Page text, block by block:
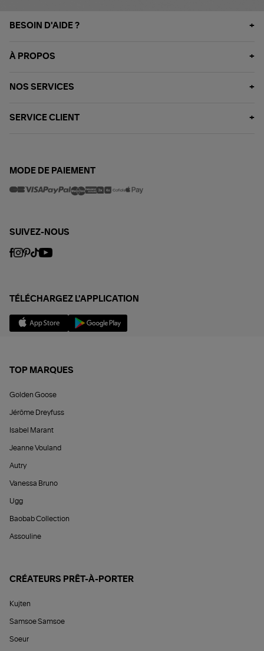
BESOIN D'AIDE ?
À PROPOS
NOS SERVICES
SERVICE CLIENT
MODE DE PAIEMENT
SUIVEZ-NOUS
TÉLÉCHARGEZ L'APPLICATION
TOP MARQUES
Golden Goose
Jérôme Dreyfuss
Isabel Marant
Jeanne Vouland
Autry
Vanessa Bruno
Ugg
Baobab Collection
Assouline
CRÉATEURS PRÊT-À-PORTER
Kujten
Samsoe Samsoe
Soeur